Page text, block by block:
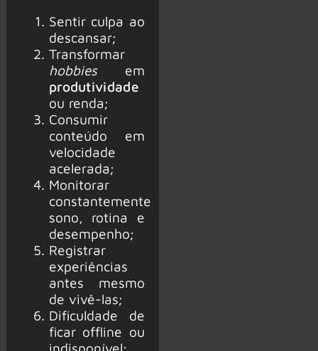
Sentir culpa ao
descansar;
Transformar
hobbies em
produtividade
ou renda;
Consumir
conteúdo em
velocidade
acelerada;
Monitorar
constantemente
sono, rotina e
desempenho;
Registrar
experiências
antes mesmo
de vivê-las;
Dificuldade de
ficar offline ou